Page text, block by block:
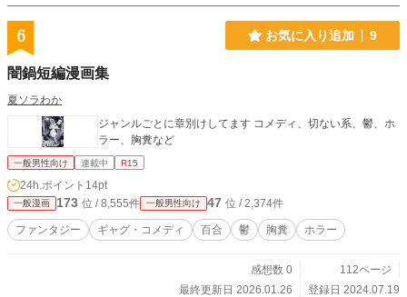
6 お気に入り追加 9
闇鍋短編漫画集
夏ソラわか
ジャンルごとに章別けしてます コメディ、切ない系、鬱、ホ
ラー、胸糞など
一般男性向け 連載中 R15
24h.ポイント 14pt
一般漫画 173 位 / 8,555件 一般男性向け 47 位 / 2,374件
ファンタジー ギャグ・コメディ 百合 鬱 胸糞 ホラー
感想数 0
112ページ
最終更新日 2026.01.26
登録日 2024.07.19